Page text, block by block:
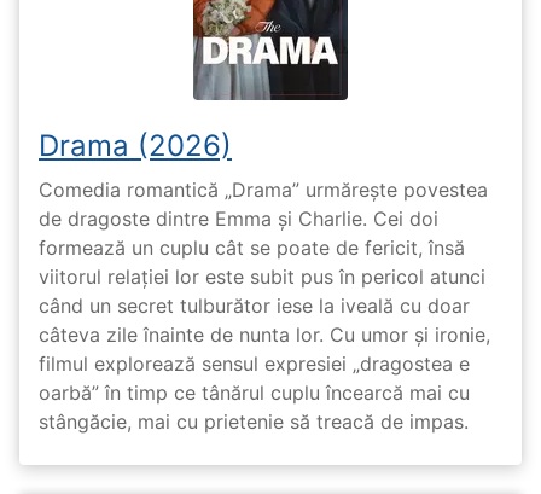
Drama (2026)
Comedia romantică „Drama” urmărește povestea
de dragoste dintre Emma și Charlie. Cei doi
formează un cuplu cât se poate de fericit, însă
viitorul relației lor este subit pus în pericol atunci
când un secret tulburător iese la iveală cu doar
câteva zile înainte de nunta lor. Cu umor și ironie,
filmul explorează sensul expresiei „dragostea e
oarbă” în timp ce tânărul cuplu încearcă mai cu
stângăcie, mai cu prietenie să treacă de impas.